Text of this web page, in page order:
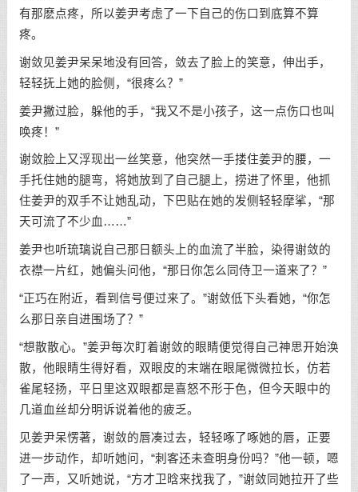
有那麽点疼，所以姜尹考虑了一下自己的伤口到底算不算
疼。
谢敛见姜尹呆呆地没有回答，敛去了脸上的笑意，伸出手，
轻轻抚上她的脸侧，“很疼么？”
姜尹撇过脸，躲他的手，“我又不是小孩子，这一点伤口也叫
唤疼！”
谢敛脸上又浮现出一丝笑意，他突然一手搂住姜尹的腰，一
手托住她的腿弯，将她放到了自己腿上，捞进了怀里，他抓
住姜尹的双手不让她乱动，下巴贴在她的发侧轻轻摩挲，“那
天可流了不少血……”
姜尹也听琉璃说自己那日额头上的血流了半脸，染得谢敛的
衣襟一片红，她偏头问他，“那日你怎么同侍卫一道来了？”
“正巧在附近，看到信号便过来了。”谢敛低下头看她，“你怎
么那日亲自进围场了？”
“想散散心。”姜尹每次盯着谢敛的眼睛便觉得自己神思开始涣
散，他眼睛生得好看，双眼皮的末端在眼尾微微拉长，仿若
雀尾轻扬，平日里这双眼都是喜怒不形于色，但今天眼中的
几道血丝却分明诉说着他的疲乏。
见姜尹呆愣著，谢敛的唇凑过去，轻轻啄了啄她的唇，正要
进一步动作，却听她问，“刺客还未查明身份吗？”他一顿，嗯
了一声，又听她说，“方才卫晗来找我了，”谢敛同她拉开了些